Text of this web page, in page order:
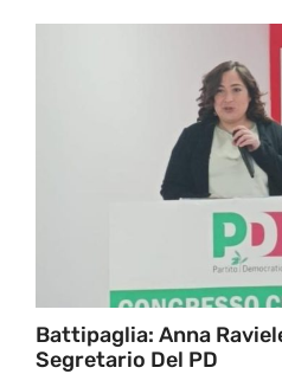
Battipaglia: Anna
Segretario Del PD